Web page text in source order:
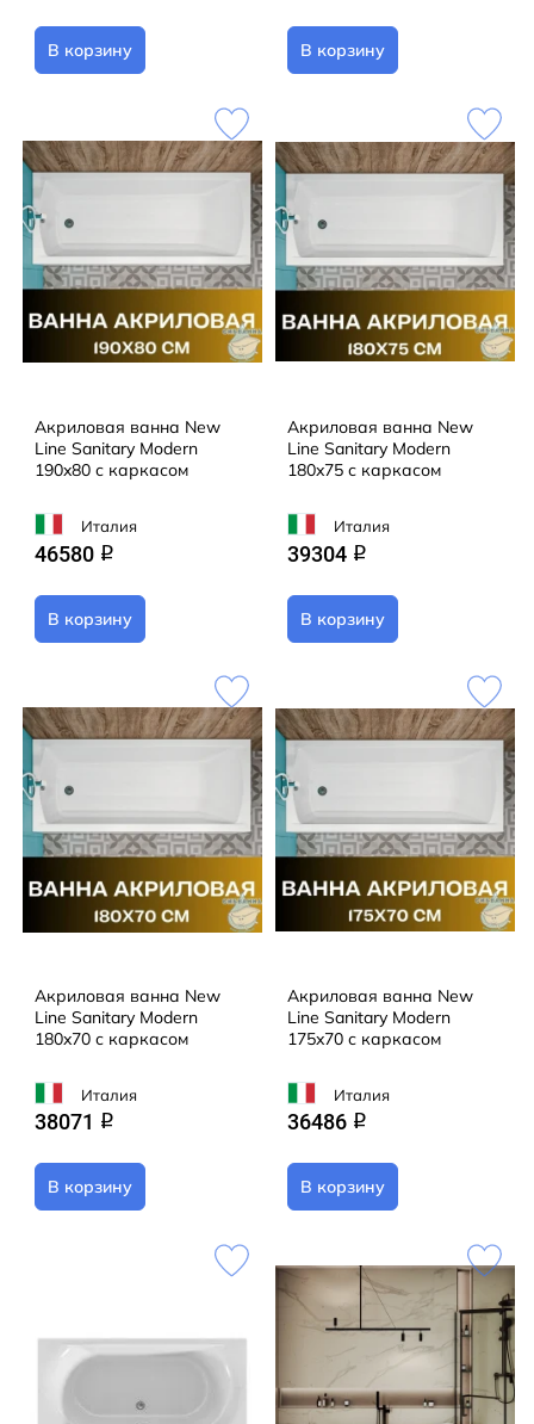
В корзину В корзину
Акриловая ванна New
Line Sanitary Modern
190x80 с каркасом
Италия
46580 q
В корзину
Акриловая ванна New
Line Sanitary Modern
180x75 с каркасом
Италия
39304 q
В корзину
Акриловая ванна New
Line Sanitary Modern
180x70 с каркасом
Италия
38071 q
В корзину
Акриловая ванна New
Line Sanitary Modern
175x70 с каркасом
Италия
36486 q
В корзину